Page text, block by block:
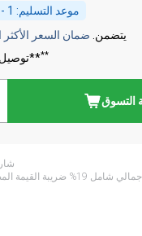
موعد التسليم:
يتضمن. ضمان السعر الأكثر
توصيل مجاني****
التسوق
القيمة المضافة: